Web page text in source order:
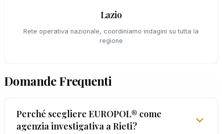
Lazio
Rete operativa nazionale, coordiniamo indagini su tutta la
regione
Domande Frequenti
Perché scegliere EUROPOL® come
agenzia investigativa a Rieti?